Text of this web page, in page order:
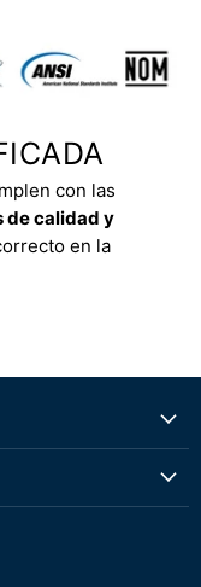
con las
calidad y
en la